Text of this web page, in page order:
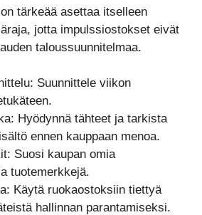
tärkeää asettaa itselleen
jotta impulssiostokset eivät
taloussuunnitelmaa.
Suunnittele viikon
Hyödynnä tähteet ja tarkista
ennen kauppaan menoa.
Suosi kaupan omia
tuotemerkkejä.
Käytä ruokaostoksiin tiettyä
hallinnan parantamiseksi.